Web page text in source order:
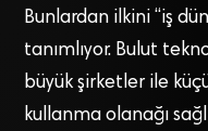
Bunlardan ilkini “iş
tanımlıyor. Bulut
büyük şirketler ile
kullanma olanağı